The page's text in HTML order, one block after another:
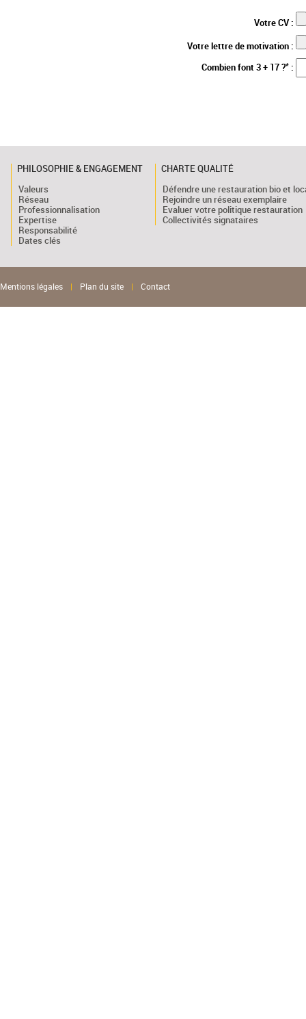
Votre CV :
Votre lettre de motivation :
Combien font 3 + 17 ?* :
PHILOSOPHIE & ENGAGEMENT
Valeurs
Réseau
Professionnalisation
Expertise
Responsabilité
Dates clés
CHARTE QUALITÉ
Défendre une restauration bio et
Rejoindre un réseau exemplaire
Evaluer votre politique restauration
Collectivités signataires
Mentions légales | Plan du site | Contact